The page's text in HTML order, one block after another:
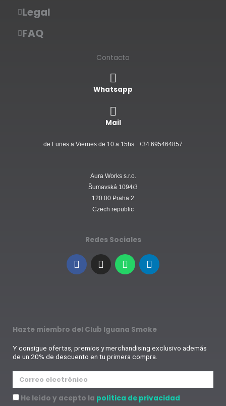
Legal
FAQ
Contacto
Whatsapp
Mail
de Lunes a Viernes de 10 a 15hs. +34 695464857
Aura Works s.r.o.
Šumavská 1094/3
120 00 Praha 2
Czech republic
Redes Sociales
F
a
c
k
I
n
s
a
W
h
a
p
L
i
n
n
Hazte miembro del Club Iguana Smoke
Y consigue ofertas, premios y merchandising exclusivo además
de un 20% de descuento en tu primera compra.
Correo
electrónico
Aceptación
He leído y acepto la política de privacidad